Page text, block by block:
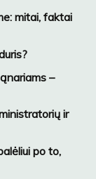
mitai, faktai
–
ir
po to,